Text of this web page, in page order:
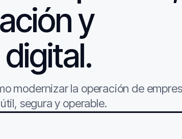
y
modernizar la operación de
segura y operable.